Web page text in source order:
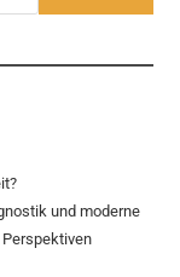
und moderne